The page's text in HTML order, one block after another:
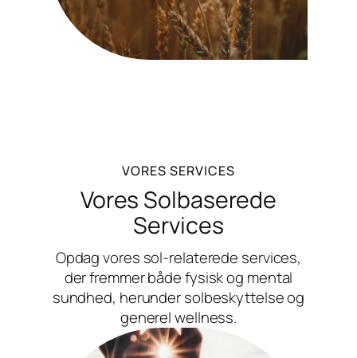
VORES SERVICES
Vores Solbaserede
Services
Opdag vores sol-relaterede services,
der fremmer både fysisk og mental
sundhed, herunder solbeskyttelse og
generel wellness.